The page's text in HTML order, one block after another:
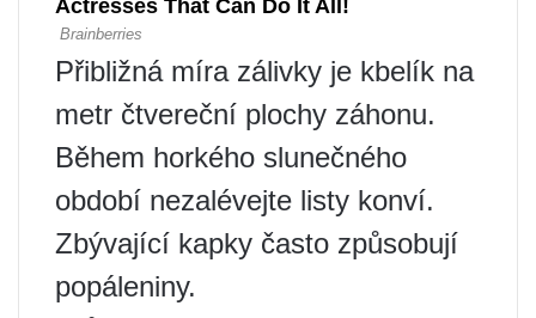
Přibližná míra zálivky je kbelík na
metr čtvereční plochy záhonu.
Během horkého slunečného
období nezalévejte listy konví.
Zbývající kapky často způsobují
popáleniny.